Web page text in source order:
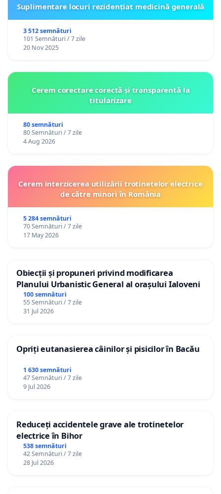
Suplimentare locuri rezidențiat medicină generală
3 512 semnături
101 Semnături / 7 zile
20 Nov 2025
Cerem corectare corectă și transparentă la
titularizare
80 semnături
80 Semnături / 7 zile
4 Aug 2026
Cerem interzicerea utilizării trotinetelor electrice
de către minori în România
5 284 semnături
70 Semnături / 7 zile
17 May 2026
Obiecții și propuneri privind modificarea
Planului Urbanistic General al orașului Ialoveni
100 semnături
55 Semnături / 7 zile
31 Jul 2026
Opriți eutanasierea câinilor și pisicilor în Bacău
1 630 semnături
47 Semnături / 7 zile
9 Jul 2026
Reduceți accidentele grave ale trotinetelor
electrice în Bihor
538 semnături
42 Semnături / 7 zile
28 Jul 2026